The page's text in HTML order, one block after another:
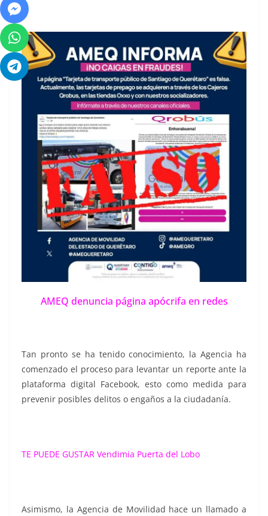
AMEQ denuncia página apócrifa en redes
Tan pronto se ha tenido conocimiento, la Agencia ha
comenzado el proceso para levantar un reporte ante la
plataforma digital Facebook, esto como medida para
prevenir posibles delitos o engaños a la ciudadanía.
TE PUEDE GUSTAR Vendimia Puerta del Lobo
Asimismo, la Agencia de Movilidad hace un llamado a